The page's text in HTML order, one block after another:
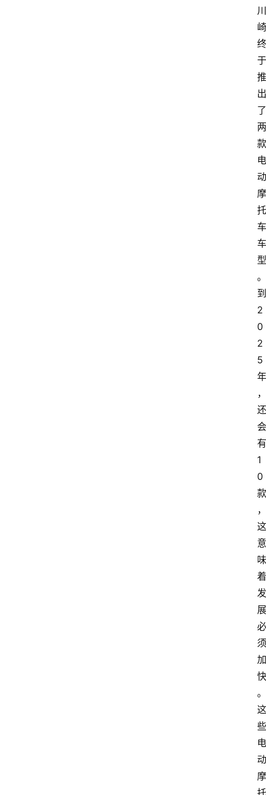
川
崎
终
于
推
出
了
两
款
电
动
摩
托
车
车
型
。
到
2
0
2
5
年
，
还
会
有
1
0
款
，
这
意
味
着
发
展
必
须
加
快
。
这
些
电
动
摩
托